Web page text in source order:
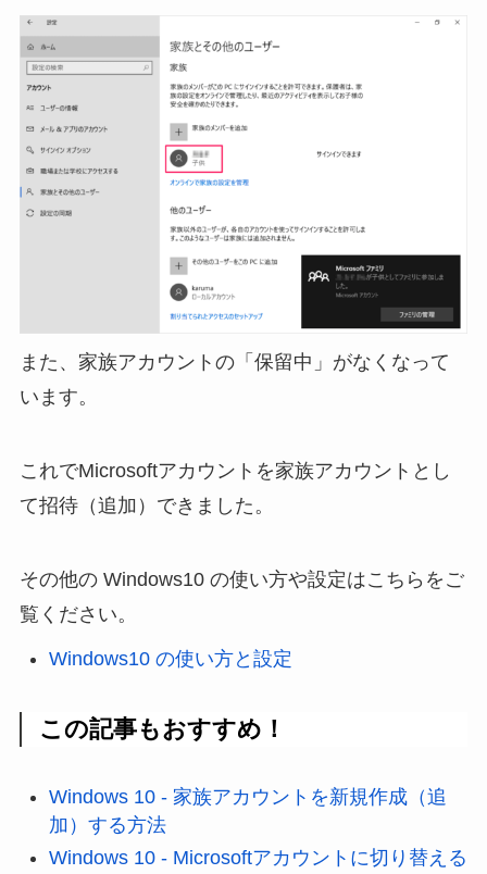
また、家族アカウントの「保留中」がなくなって
います。
これでMicrosoftアカウントを家族アカウントとし
て招待（追加）できました。
その他の Windows10 の使い方や設定はこちらをご
覧ください。
Windows10 の使い方と設定
この記事もおすすめ！
Windows 10 - 家族アカウントを新規作成（追
加）する方法
Windows 10 - Microsoftアカウントに切り替える